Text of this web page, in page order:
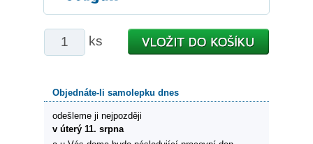
ks
Objednáte-li samolepku dnes
odešleme ji nejpozději
v úterý 11. srpna